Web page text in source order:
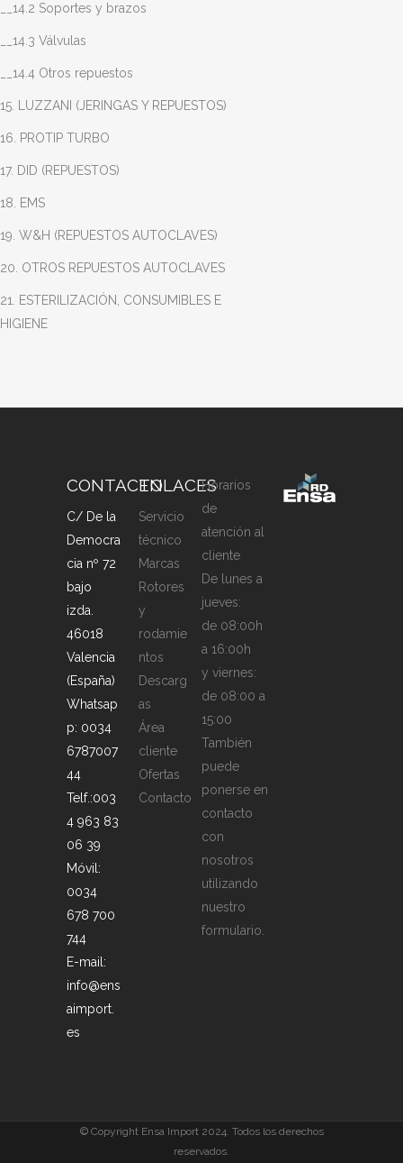
__14.2 Soportes y brazos
__14.3 Válvulas
__14.4 Otros repuestos
15. LUZZANI (JERINGAS Y REPUESTOS)
16. PROTIP TURBO
17. DID (REPUESTOS)
18. EMS
19. W&H (REPUESTOS AUTOCLAVES)
20. OTROS REPUESTOS AUTOCLAVES
21. ESTERILIZACIÓN, CONSUMIBLES E
HIGIENE
CONTACTO
C/ De la
Democra
cia nº 72
bajo
izda.
46018
Valencia
(España)
Whatsap
p: 0034
6787007
44
Telf.:003
4 963 83
06 39
Móvil:
0034
678 700
744
E-mail:
info@ens
aimport.
es
ENLACES
Servicio
técnico
Marcas
Rotores
y
rodamie
ntos
Descarg
as
Área
cliente
Ofertas
Contacto
Horarios
de
atención al
cliente
De lunes a
jueves:
de 08:00h
a 16:00h
y viernes:
de 08:00 a
15:00
También
puede
ponerse en
contacto
con
nosotros
utilizando
nuestro
formulario.
© Copyright Ensa Import 2024. Todos los derechos
reservados.